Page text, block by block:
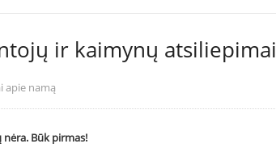
ir kaimynų atsiliepimai
apie namą
Būk pirmas!